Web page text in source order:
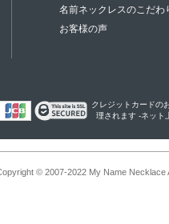
名前ネックレスのこだわ
お客様の声
クレジットカードの
理されます -ネット
© 2007-2022 My Name Necklace